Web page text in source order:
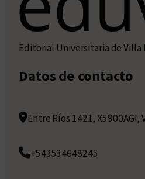
Editorial Universitaria de Villa
Datos de contacto
Entre Ríos 1421, X5900AGI,
+543534648245